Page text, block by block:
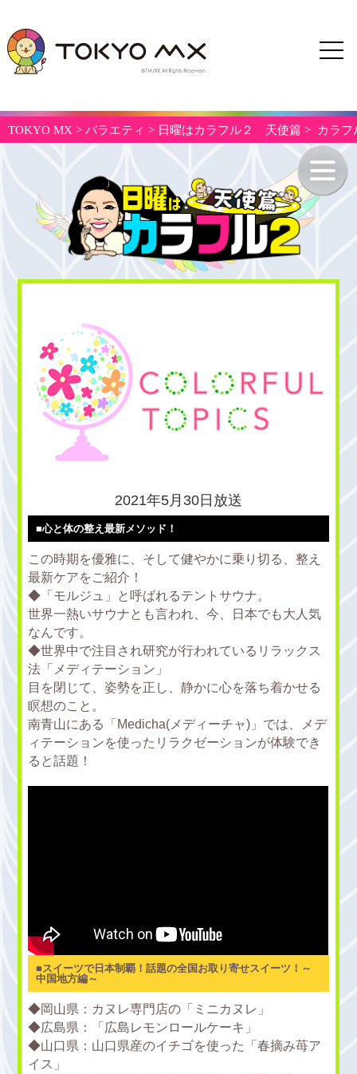
TOKYO MX > バラエティ > 日曜はカラフル２ 天使篇 > カラフ
2021年5月30日放送
■心と体の整え最新メソッド！
この時期を優雅に、そして健やかに乗り切る、整え
最新ケアをご紹介！
◆「モルジュ」と呼ばれるテントサウナ。
世界一熱いサウナとも言われ、今、日本でも大人気
なんです。
◆世界中で注目され研究が行われているリラックス
法「メディテーション」
目を閉じて、姿勢を正し、静かに心を落ち着かせる
瞑想のこと。
南青山にある「Medicha(メディーチャ)」では、メデ
ィテーションを使ったリラクゼーションが体験でき
ると話題！
■スイーツで日本制覇！話題の全国お取り寄せスイーツ！～
中国地方編～
◆岡山県：カヌレ専門店の「ミニカヌレ」
◆広島県：「広島レモンロールケーキ」
◆山口県：山口県産のイチゴを使った「春摘み苺ア
イス」